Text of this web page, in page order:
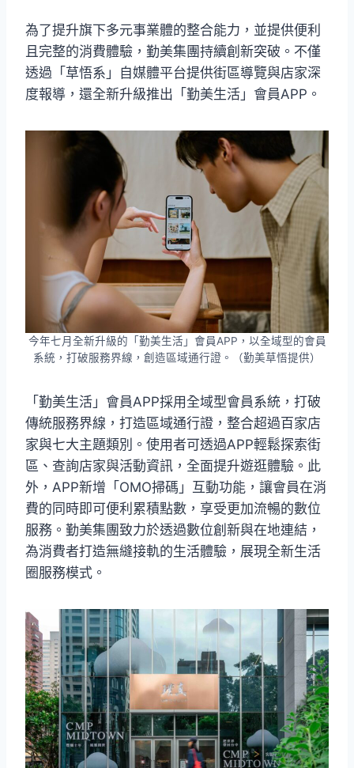
為了提升旗下多元事業體的整合能力，並提供便利
且完整的消費體驗，勤美集團持續創新突破。不僅
透過「草悟系」自媒體平台提供街區導覽與店家深
度報導，還全新升級推出「勤美生活」會員APP。
今年七月全新升級的「勤美生活」會員APP，以全域型的會員
系統，打破服務界線，創造區域通行證。（勤美草悟提供）
「勤美生活」會員APP採用全域型會員系統，打破
傳統服務界線，打造區域通行證，整合超過百家店
家與七大主題類別。使用者可透過APP輕鬆探索街
區、查詢店家與活動資訊，全面提升遊逛體驗。此
外，APP新增「OMO掃碼」互動功能，讓會員在消
費的同時即可便利累積點數，享受更加流暢的數位
服務。勤美集團致力於透過數位創新與在地連結，
為消費者打造無縫接軌的生活體驗，展現全新生活
圈服務模式。